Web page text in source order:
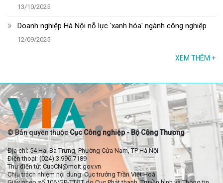
13/10/2025
Doanh nghiệp Hà Nội nỗ lực 'xanh hóa' ngành công nghiệp
12/09/2025
XEM THÊM +
© Bản quyền thuộcCục Công nghiệp - Bộ Công Thương
Địa chỉ: 54 Hai Bà Trưng, Phường Cửa Nam, TP Hà Nội
Điện thoại: (024).3.996.7189
Thư điện tử: CucCN@moit.gov.vn
Chịu trách nhiệm nội dung: Cục trưởng Trần Việt Hoà